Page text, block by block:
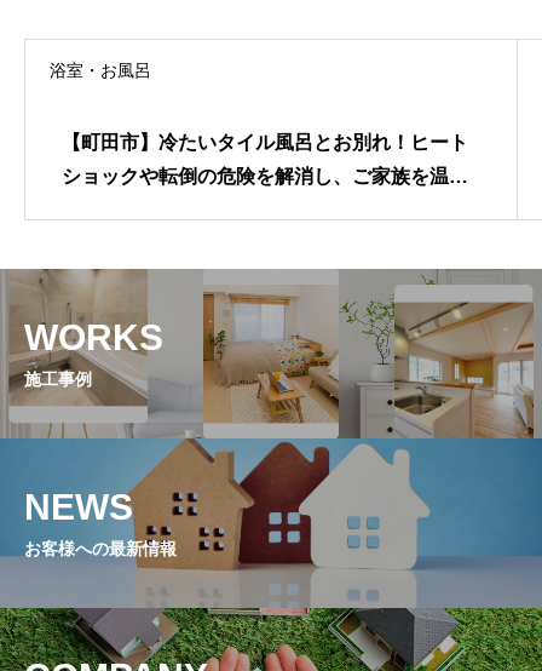
浴室・お風呂
【町田市】冷たいタイル風呂とお別れ！ヒート
ショックや転倒の危険を解消し、ご家族を温か
WORKS
施工事例
NEWS
お客様への最新情報